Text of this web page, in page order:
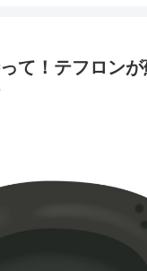
て！テフロン